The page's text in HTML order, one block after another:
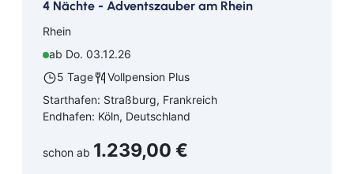
Karibik
Mexiko
Mittelmeer
Nordamerika
Nordeuropa
Mein Schiff - TUI Cruises
MSC Cruises
Nicko Cruises Hochsee
Phoenix Seereisen
Plantours Hochseekreuzfahrten
4 Nächte - Adventszauber am Rhein
Rhein
ab Do. 03.12.26
5 Tage
Vollpension Plus
Starthafen: Straßburg, Frankreich
Endhafen: Köln, Deutschland
schon ab 1.239,00 €